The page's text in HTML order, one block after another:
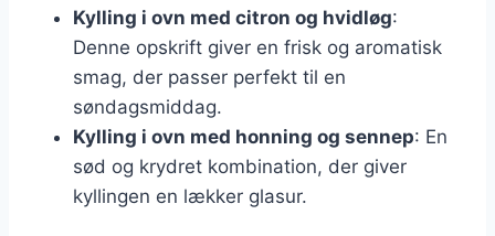
Kylling i ovn med citron og hvidløg:
Denne opskrift giver en frisk og aromatisk
smag, der passer perfekt til en
søndagsmiddag.
Kylling i ovn med honning og sennep: En
sød og krydret kombination, der giver
kyllingen en lækker glasur.